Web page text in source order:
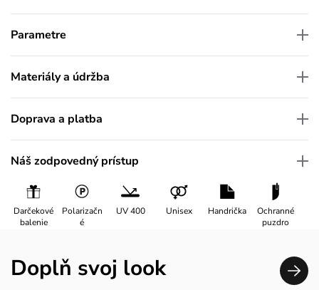
Parametre
Materiály a údržba
Doprava a platba
Náš zodpovedný prístup
Darčekové
balenie
Polarizačn
é
UV 400 Unisex Handrička
Ochranné
puzdro
Doplň svoj look